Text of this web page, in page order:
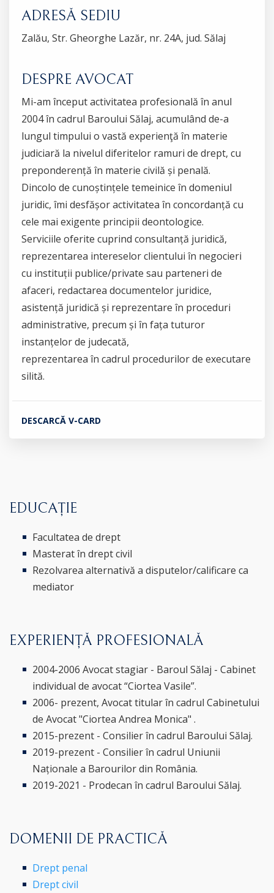
ADRESĂ SEDIU
Zalău, Str. Gheorghe Lazăr, nr. 24A, jud. Sălaj
DESPRE AVOCAT
Mi-am început activitatea profesională în anul
2004 în cadrul Baroului Sălaj, acumulând de-a
lungul timpului o vastă experienţă în materie
judiciară la nivelul diferitelor ramuri de drept, cu
preponderență în materie civilă și penală.
Dincolo de cunoștințele temeinice în domeniul
juridic, îmi desfășor activitatea în concordanță cu
cele mai exigente principii deontologice.
Serviciile oferite cuprind consultanță juridică,
reprezentarea intereselor clientului în negocieri
cu instituții publice/private sau parteneri de
afaceri, redactarea documentelor juridice,
asistență juridică și reprezentare în proceduri
administrative, precum și în fața tuturor
instanțelor de judecată,
reprezentarea în cadrul procedurilor de executare
silită.
DESCARCĂ V-CARD
EDUCAȚIE
Facultatea de drept
Masterat în drept civil
Rezolvarea alternativă a disputelor/calificare ca
mediator
EXPERIENȚĂ PROFESIONALĂ
2004-2006 Avocat stagiar - Baroul Sălaj - Cabinet
individual de avocat “Ciortea Vasile”.
2006- prezent, Avocat titular în cadrul Cabinetului
de Avocat "Ciortea Andrea Monica" .
2015-prezent - Consilier în cadrul Baroului Sălaj.
2019-prezent - Consilier în cadrul Uniunii
Naționale a Barourilor din România.
2019-2021 - Prodecan în cadrul Baroului Sălaj.
DOMENII DE PRACTICĂ
Drept penal
Drept civil